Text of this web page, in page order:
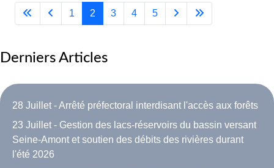
1 2 3 4 5
Derniers Articles
28 Juillet - Arrêté préfectoral interdisant l'accès aux forêts
23 Juillet - Gestion des lacs-réservoirs du bassin versant
Seine-Amont et soutien des débits des rivières durant
l'été 2026